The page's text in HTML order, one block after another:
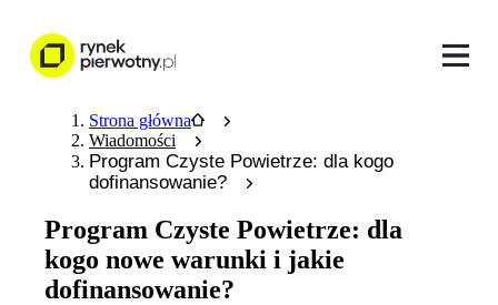
Strona główna
Wiadomości
Program Czyste Powietrze: dla kogo
dofinansowanie?
Program Czyste Powietrze: dla
kogo nowe warunki i jakie
dofinansowanie?